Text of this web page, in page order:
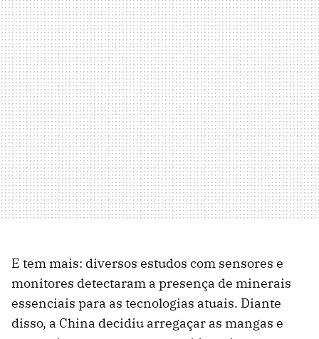
E tem mais: diversos estudos com sensores e
monitores detectaram a presença de minerais
essenciais para as tecnologias atuais. Diante
disso, a China decidiu arregaçar as mangas e